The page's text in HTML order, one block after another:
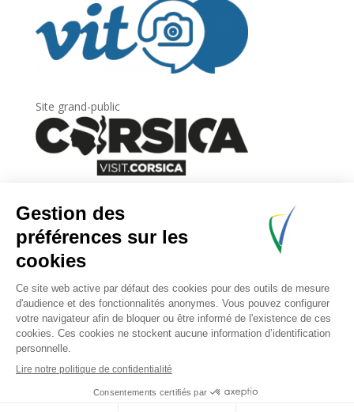
Site grand-public
Newsletter
Inscrivez-vous àla lettre d’information
l’Agence du tourisme de la Corse.